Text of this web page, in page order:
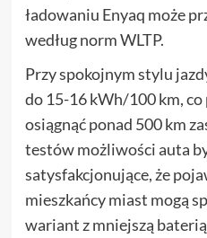
ładowaniu Enyaq może
według norm WLTP.
Przy spokojnym stylu
do 15-16 kWh/100 km,
osiągnąć ponad 500 km
testów możliwości auta
satysfakcjonujące, że
mieszkańcy miast mogą
wariant z mniejszą